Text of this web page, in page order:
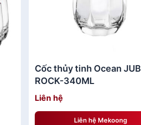
Cốc thủy tinh Ocean
ROCK-340ML
Liên hệ
Liên hệ Mekoong